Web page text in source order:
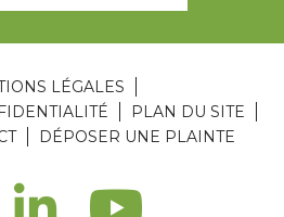
LÉGALES
PLAN DU SITE
DÉPOSER UNE PLAINTE